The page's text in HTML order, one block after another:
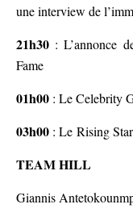
une interview de
21h30 : L’annonce
Fame
01h00 : Le Celebrity
03h00 : Le Rising
TEAM HILL
Giannis